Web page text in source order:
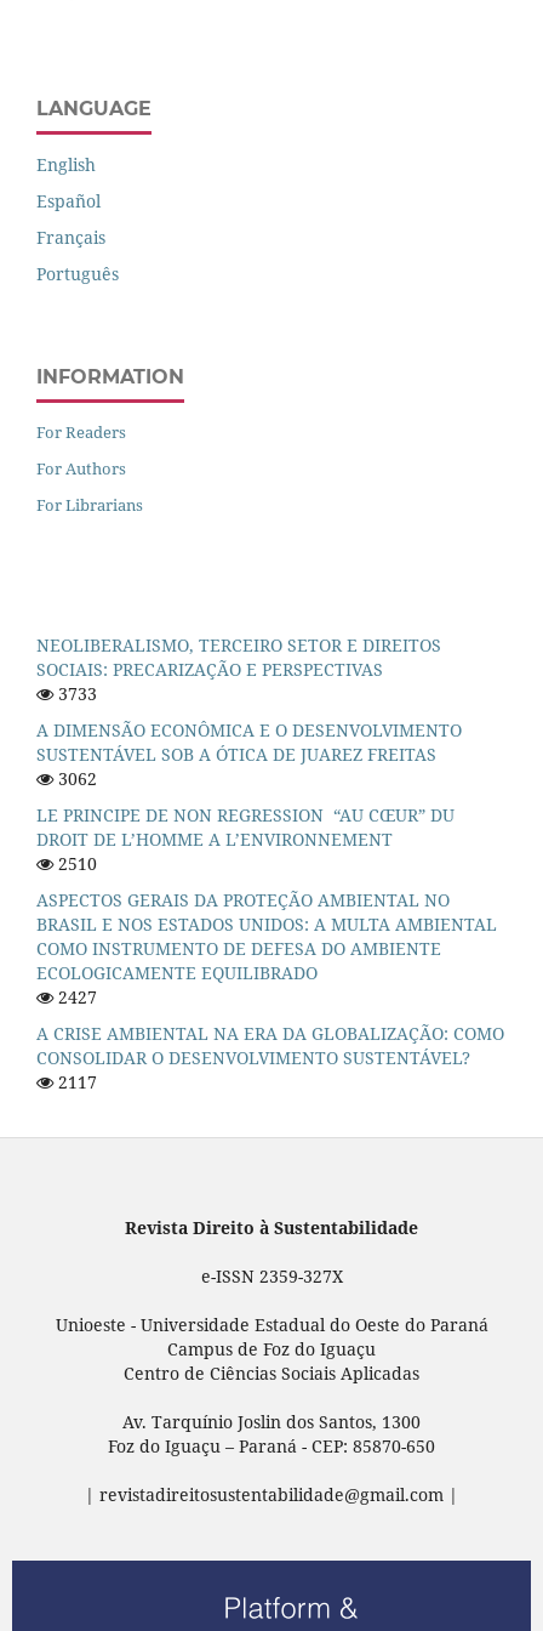
LANGUAGE
English
Español
Français
Português
INFORMATION
For Readers
For Authors
For Librarians
NEOLIBERALISMO, TERCEIRO SETOR E DIREITOS
SOCIAIS: PRECARIZAÇÃO E PERSPECTIVAS
3733
A DIMENSÃO ECONÔMICA E O DESENVOLVIMENTO
SUSTENTÁVEL SOB A ÓTICA DE JUAREZ FREITAS
3062
LE PRINCIPE DE NON REGRESSION “AU CŒUR” DU
DROIT DE L’HOMME A L’ENVIRONNEMENT
2510
ASPECTOS GERAIS DA PROTEÇÃO AMBIENTAL NO
BRASIL E NOS ESTADOS UNIDOS: A MULTA AMBIENTAL
COMO INSTRUMENTO DE DEFESA DO AMBIENTE
ECOLOGICAMENTE EQUILIBRADO
2427
A CRISE AMBIENTAL NA ERA DA GLOBALIZAÇÃO: COMO
CONSOLIDAR O DESENVOLVIMENTO SUSTENTÁVEL?
2117
Revista Direito à Sustentabilidade
e-ISSN 2359-327X
Unioeste - Universidade Estadual do Oeste do Paraná
Campus de Foz do Iguaçu
Centro de Ciências Sociais Aplicadas
Av. Tarquínio Joslin dos Santos, 1300
Foz do Iguaçu – Paraná - CEP: 85870-650
| revistadireitosustentabilidade@gmail.com |